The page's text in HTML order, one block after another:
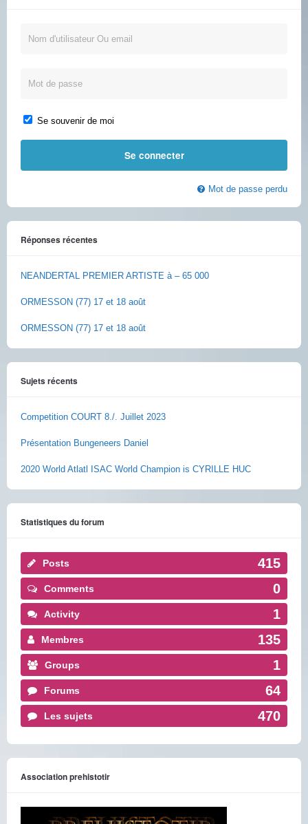
Se souvenir de moi
Mot de passe perdu
Réponses récentes
NEANDERTAL PREMIER ARTISTE à – 65 000
ORMESSON (77) 17 et 18 août
ORMESSON (77) 17 et 18 août
Sujets récents
Competition COURT 8./. Juillet 2023
Présentation Bungeneers Daniel
2020 World Atlatl ISAC World Champion is CYRILLE HUC
Statistiques du forum
Posts 415
Comments 0
Activity 1
Membres 135
Groups 1
Forums 64
Les sujets 470
Association prehistotir